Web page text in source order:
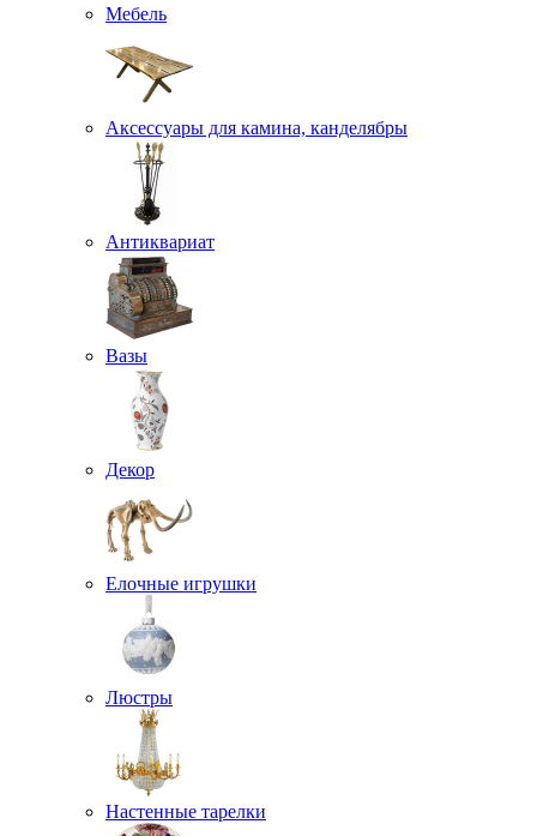
Мебель
Аксессуары для камина, канделябры
Антиквариат
Вазы
Декор
Елочные игрушки
Люстры
Настенные тарелки